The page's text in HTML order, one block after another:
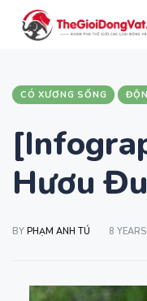
CÓ XƯƠNG SỐNG
Hươu
BY PHẠM ANH TÚ 8